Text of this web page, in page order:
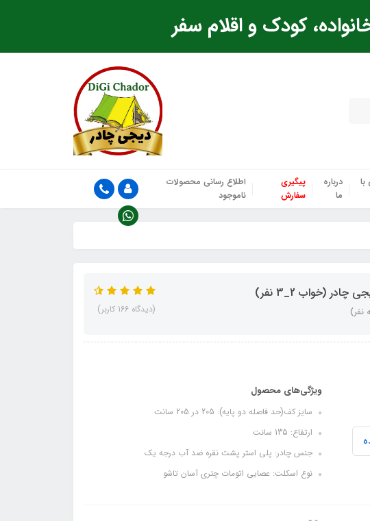
کودک و اقلام سفر
درباره
ما
پیگیری
سفارش
اطلاع رسانی محصولات
ناموجود
نفر) (دیدگاه 166 کاربر)
ویژگی‌های محصول
سایز کف(حد فاصله دو پایه): 205 در 205 سانت
ارتفاع: 135 سانت
جنس چادر: پلی استر پشت نقره ضد آب درجه یک
نوع اسکلت: عصایی اتومات چتری آسان تاشو